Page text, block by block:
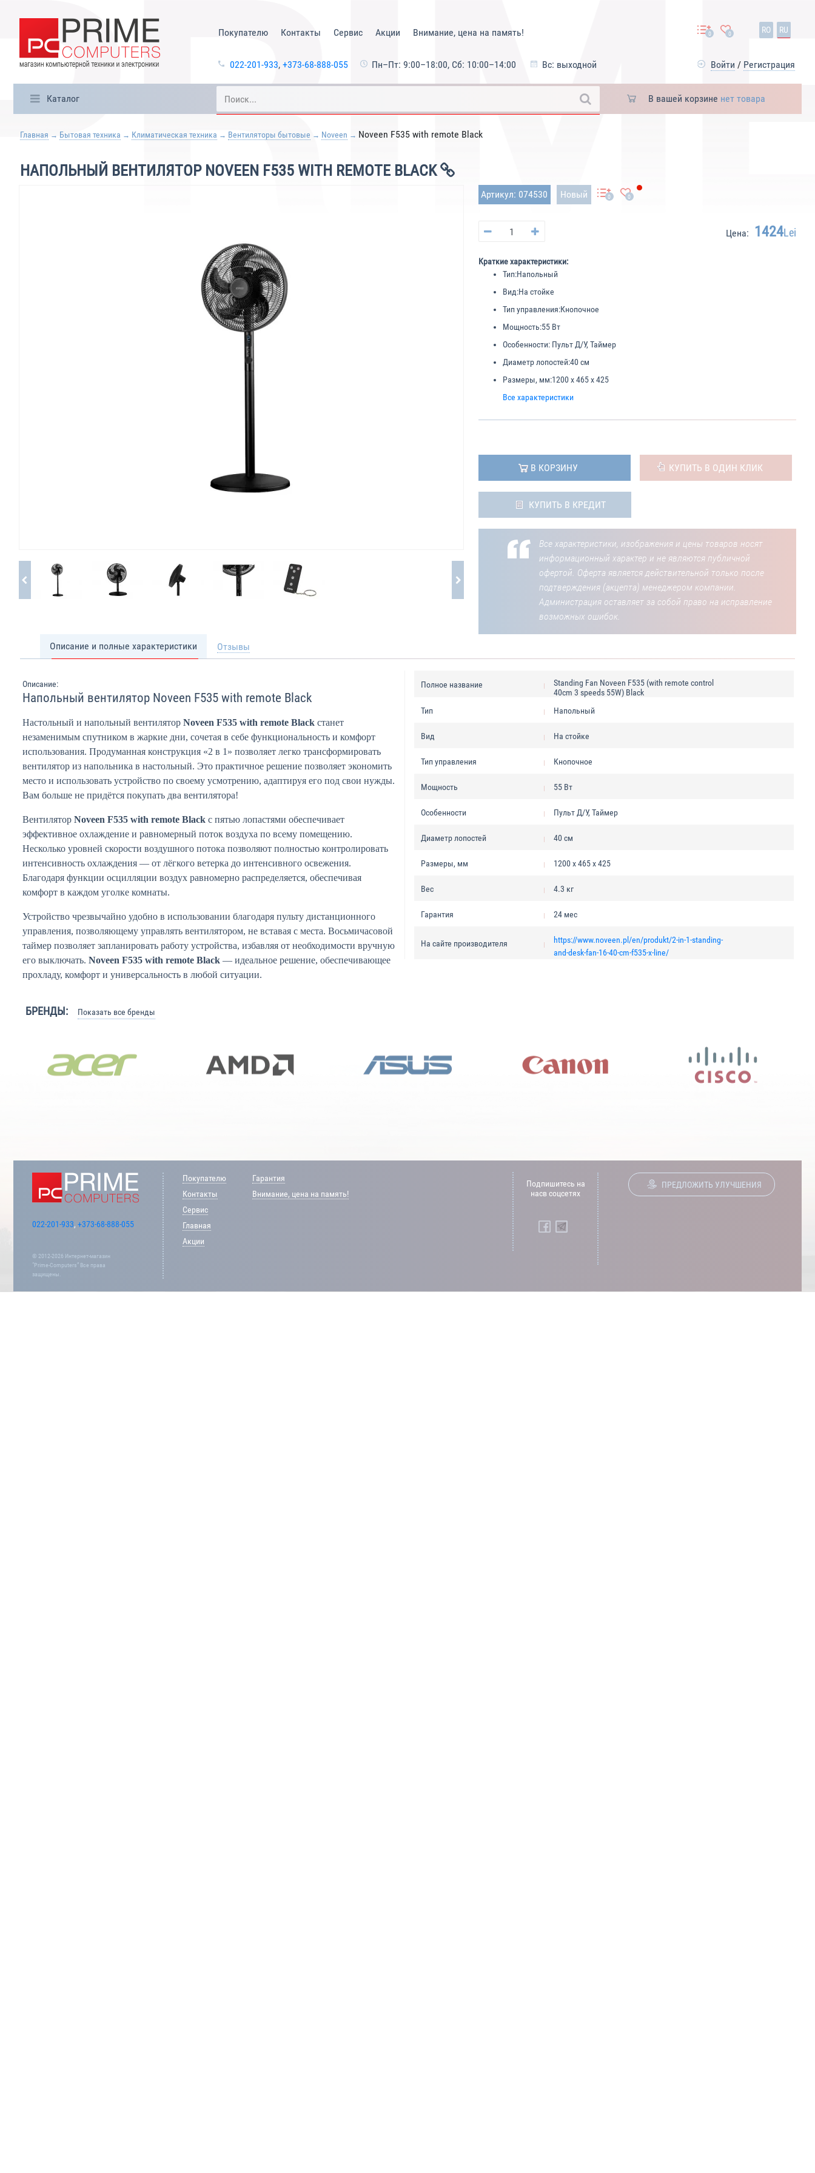
Покупателю Контакты Сервис Акции Внимание, цена на память!
022-201-933, +373-68-888-055 Пн–Пт: 9:00–18:00, Сб: 10:00–14:00 Вс: выходной
0 0 RO RU
Войти / Регистрация
Каталог В вашей корзине нет товара
Главная Бытовая техника Климатическая техника Вентиляторы бытовые Noveen Noveen F535 with remote Black
НАПОЛЬНЫЙ ВЕНТИЛЯТОР NOVEEN F535 WITH REMOTE BLACK
Артикул: 074530 Новый 0 0
Цена: 1424Lei
Краткие характеристики:
Тип:Напольный
Вид:На стойке
Тип управления:Кнопочное
Мощность:55 Вт
Особенности:Пульт Д/У, Таймер
Диаметр лопостей:40 см
Размеры, мм:1200 х 465 х 425
Все характеристики
В КОРЗИНУ КУПИТЬ В ОДИН КЛИК
КУПИТЬ В КРЕДИТ
Все характеристики, изображения и цены товаров носят
информационный характер и не являются публичной
офертой. Оферта является действительной только после
подтверждения (акцепта) менеджером компании.
Администрация оставляет за собой право на исправление
возможных ошибок.
Описание и полные характеристики Отзывы
Описание:
Напольный вентилятор Noveen F535 with remote Black
Настольный и напольный вентилятор Noveen F535 with remote Black станет
незаменимым спутником в жаркие дни, сочетая в себе функциональность и комфорт
использования. Продуманная конструкция «2 в 1» позволяет легко трансформировать
вентилятор из напольника в настольный. Это практичное решение позволяет экономить
место и использовать устройство по своему усмотрению, адаптируя его под свои нужды.
Вам больше не придётся покупать два вентилятора!
Вентилятор Noveen F535 with remote Black с пятью лопастями обеспечивает
эффективное охлаждение и равномерный поток воздуха по всему помещению.
Несколько уровней скорости воздушного потока позволяют полностью контролировать
интенсивность охлаждения — от лёгкого ветерка до интенсивного освежения.
Благодаря функции осцилляции воздух равномерно распределяется, обеспечивая
комфорт в каждом уголке комнаты.
Устройство чрезвычайно удобно в использовании благодаря пульту дистанционного
управления, позволяющему управлять вентилятором, не вставая с места. Восьмичасовой
таймер позволяет запланировать работу устройства, избавляя от необходимости вручную
его выключать. Noveen F535 with remote Black — идеальное решение, обеспечивающее
прохладу, комфорт и универсальность в любой ситуации.
Полное название
Standing Fan Noveen F535 (with remote control
40cm 3 speeds 55W) Black
Тип
Напольный
Вид На стойке
Тип управления Кнопочное
Мощность 55 Вт
Особенности Пульт Д/У, Таймер
Диаметр лопостей 40 см
Размеры, мм 1200 х 465 х 425
Вес 4.3 кг
Гарантия 24 мес
На сайте производителя
https://www.noveen.pl/en/produkt/2-in-1-standing-
and-desk-fan-16-40-cm-f535-x-line/
БРЕНДЫ: Показать все бренды
022-201-933, +373-68-888-055
© 2012-2026 Интернет-магазин
“Prime-Computers” Все права
защищены.
Покупателю
Контакты
Сервис
Главная
Акции
Гарантия
Внимание, цена на память!
Подпишитесь на
насв соцсетях
ПРЕДЛОЖИТЬ УЛУЧШЕНИЯ